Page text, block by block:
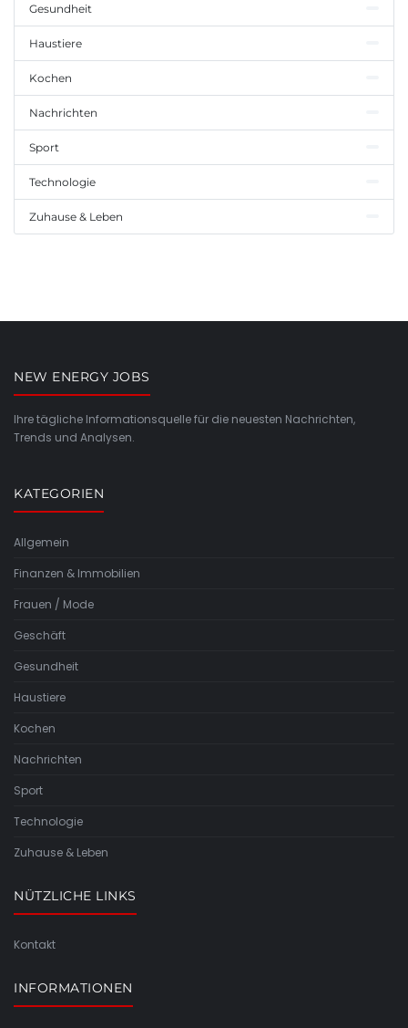
Gesundheit
Haustiere
Kochen
Nachrichten
Sport
Technologie
Zuhause & Leben
NEW ENERGY JOBS
Ihre tägliche Informationsquelle für die neuesten Nachrichten,
Trends und Analysen.
KATEGORIEN
Allgemein
Finanzen & Immobilien
Frauen / Mode
Geschäft
Gesundheit
Haustiere
Kochen
Nachrichten
Sport
Technologie
Zuhause & Leben
NÜTZLICHE LINKS
Kontakt
INFORMATIONEN